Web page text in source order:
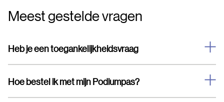
Meest gestelde vragen
Heb je een toegankelijkheidsvraag
Hoe bestel ik met mijn Podiumpas?